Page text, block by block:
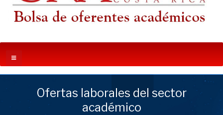
Ofertas laborales del sector
académico